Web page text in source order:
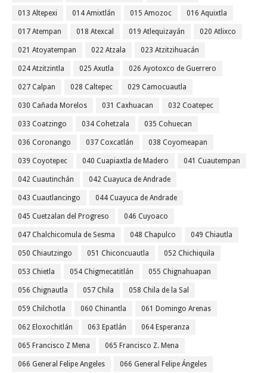
013 Altepexi 014 Amixtlán 015 Amozoc 016 Aquixtla
017 Atempan 018 Atexcal 019 Atlequizayán 020 Atlixco
021 Atoyatempan 022 Atzala 023 Atzitzihuacán
024 Atzitzintla 025 Axutla 026 Ayotoxco de Guerrero
027 Calpan 028 Caltepec 029 Camocuautla
030 Cañada Morelos 031 Caxhuacan 032 Coatepec
033 Coatzingo 034 Cohetzala 035 Cohuecan
036 Coronango 037 Coxcatlán 038 Coyomeapan
039 Coyotepec 040 Cuapiaxtla de Madero 041 Cuautempan
042 Cuautinchán 042 Cuayuca de Andrade
043 Cuautlancingo 044 Cuayuca de Andrade
045 Cuetzalan del Progreso 046 Cuyoaco
047 Chalchicomula de Sesma 048 Chapulco 049 Chiautla
050 Chiautzingo 051 Chiconcuautla 052 Chichiquila
053 Chietla 054 Chigmecatitlán 055 Chignahuapan
056 Chignautla 057 Chila 058 Chila de la Sal
059 Chilchotla 060 Chinantla 061 Domingo Arenas
062 Eloxochitlán 063 Epatlán 064 Esperanza
065 Francisco Z Mena 065 Francisco Z. Mena
066 General Felipe Angeles 066 General Felipe Ángeles